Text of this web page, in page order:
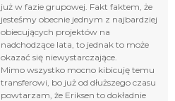
już w fazie grupowej. Fakt faktem, że
jesteśmy obecnie jednym z najbardziej
obiecujących projektów na
nadchodzące lata, to jednak to może
okazać się niewystarczające.
Mimo wszystko mocno kibicuję temu
transferowi, bo już od dłuższego czasu
powtarzam, że Eriksen to dokładnie